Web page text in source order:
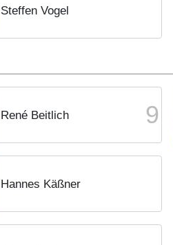
Steffen Vogel
René Beitlich 9
Hannes Käßner